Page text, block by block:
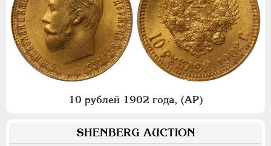
10 рублей 1902 года, (АР)
SHENBERG AUCTION